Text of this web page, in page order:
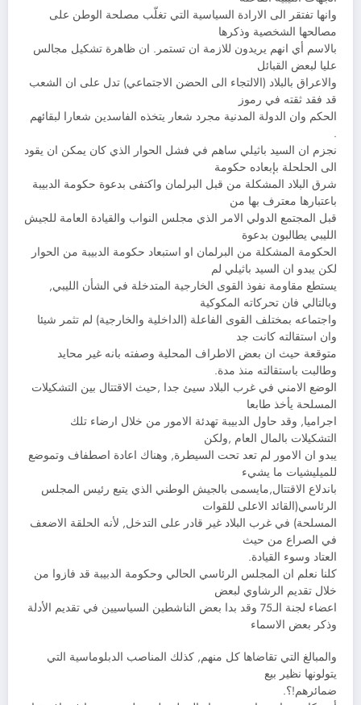
وانها تفتقر الى الارادة السياسية التي تغلّب مصلحة الوطن على
مصالحها الشخصية وذكرها
بالاسم أي انهم يريدون للازمة ان تستمر. ان ظاهرة تشكيل مجالس
عليا لبعض القبائل
والاعراق بالبلاد (الالتجاء الى الحضن الاجتماعي) تدل على ان الشعب
قد فقد ثقته في رموز
الحكم وان الدولة المدنية مجرد شعار يتخذه الفاسدين شعارا لبقائهم
.
نجزم ان السيد باثيلي ساهم في فشل الحوار الذي كان يمكن ان يقود
الى الحلحلة بإبعاده حكومة
شرق البلاد المشكلة من قبل البرلمان واكتفى بدعوة حكومة الدبيبة
باعتبارها معترف بها من
قبل المجتمع الدولي الامر الذي مجلس النواب والقيادة العامة للجيش
الليبي يطالبون بدعوة
الحكومة المشكلة من البرلمان او استبعاد حكومة الدبيبة من الحوار
لكن يبدو ان السيد باثيلي لم
يستطع مقاومة نفوذ القوى الخارجية المتدخلة في الشأن الليبي,
وبالتالي فان تحركاته المكوكية
واجتماعه بمختلف القوى الفاعلة (الداخلية والخارجية) لم تثمر شيئا
وان استقالته كانت جد
متوقعة حيث ان بعض الاطراف المحلية وصفته بانه غير محايد
وطالبت باستقالته منذ مدة.
الوضع الامني في غرب البلاد سيئ جدا ,حيث الاقتتال بين التشكيلات
المسلحة يأخذ طابعا
اجراميا, وقد حاول الدبيبة تهدئة الامور من خلال ارضاء تلك
التشكيلات بالمال العام ,ولكن
يبدو ان الامور لم تعد تحت السيطرة, وهناك اعادة اصطفاف وتموضع
للميليشيات ما يشيء
باندلاع الاقتتال,مايسمى بالجيش الوطني الذي يتبع رئيس المجلس
الرئاسي(القائد الاعلى للقوات
المسلحة) في غرب البلاد غير قادر على التدخل, لأنه الحلقة الاضعف
في الصراع من حيث
العتاد وسوء القيادة.
كلنا نعلم ان المجلس الرئاسي الحالي وحكومة الدبيبة قد فازوا من
خلال تقديم الرشاوي لبعض
اعضاء لجنة الـ75 وقد بدا بعض الناشطين السياسيين في تقديم الأدلة
وذكر بعض الاسماء
والمبالغ التي تقاضاها كل منهم, كذلك المناصب الدبلوماسية التي
يتولونها نظير بيع
ضمائرهم!؟.